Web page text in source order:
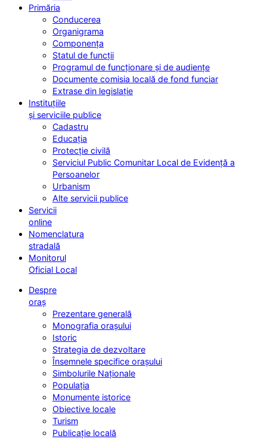
Primăria
Conducerea
Organigrama
Componența
Statul de funcții
Programul de funcționare și de audiențe
Documente comisia locală de fond funciar
Extrase din legislație
Instituțiile
și serviciile publice
Cadastru
Educația
Protecție civilă
Serviciul Public Comunitar Local de Evidență a
Persoanelor
Urbanism
Alte servicii publice
Servicii
online
Nomenclatura
stradală
Monitorul
Oficial Local
Despre
oraș
Prezentare generală
Monografia orașului
Istoric
Strategia de dezvoltare
Însemnele specifice orașului
Simbolurile Naționale
Populația
Monumente istorice
Obiective locale
Turism
Publicație locală